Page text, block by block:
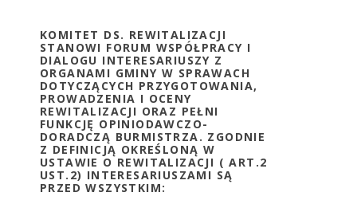
KOMITET DS. REWITALIZACJI
STANOWI FORUM WSPÓŁPRACY I
DIALOGU INTERESARIUSZY Z
ORGANAMI GMINY W SPRAWACH
DOTYCZĄCYCH PRZYGOTOWANIA,
PROWADZENIA I OCENY
REWITALIZACJI ORAZ PEŁNI
FUNKCJĘ OPINIODAWCZO-
DORADCZĄ BURMISTRZA. ZGODNIE
Z DEFINICJĄ OKREŚLONĄ W
USTAWIE O REWITALIZACJI ( ART.2
UST.2) INTERESARIUSZAMI SĄ
PRZED WSZYSTKIM: